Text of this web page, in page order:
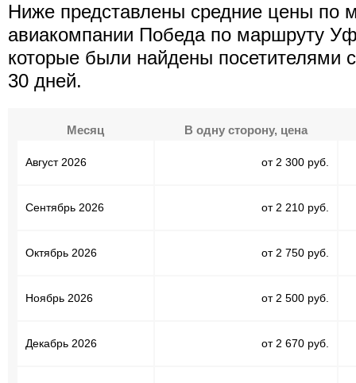
Ниже представлены средние цены по
авиакомпании Победа по маршруту
которые были найдены посетителями
30 дней.
Месяц В одну сторону, цена
Август 2026 от 2 300 руб.
Сентябрь 2026 от 2 210 руб.
Октябрь 2026 от 2 750 руб.
Ноябрь 2026 от 2 500 руб.
Декабрь 2026 от 2 670 руб.